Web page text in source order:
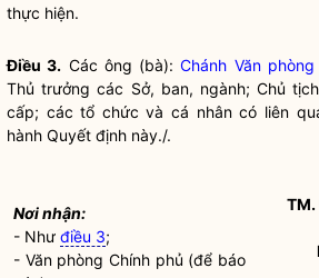
thực hiện.
Điều 3. Các ông (bà):Chánh Văn phòng
Thủ trưởng các Sở, ban, ngành; Chủ
cấp; các tổ chức và cá nhân có liên
hành Quyết định này./.
Nơi nhận:
- Nhưđiều 3;
- Văn phòng Chính phủ (để báo
TM.